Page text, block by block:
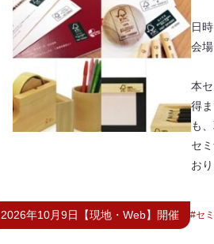
日
会
本
得
も
セ
お
2026年10月9日【現地・Web】開催 セ